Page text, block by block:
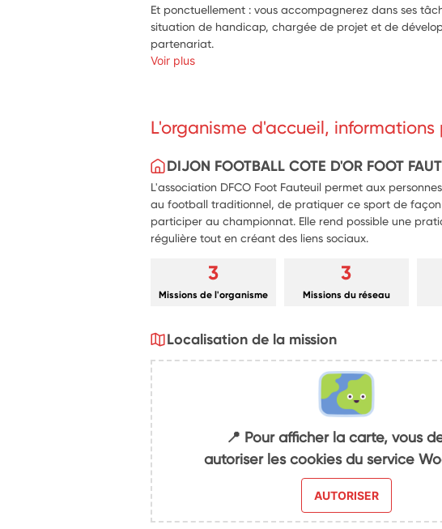
Et ponctuellement : vous accompagnerez dans ses
situation de handicap, chargée de projet et de
partenariat.
Voir plus
L'organisme d'accueil,
DIJON FOOTBALL COTE D'OR FOOT
L'association DFCO Foot Fauteuil permet aux
au football traditionnel, de pratiquer ce sport de
participer au championnat. Elle rend possible une
régulière tout en créant des liens sociaux.
3
Missions de l'organisme
3
Missions du réseau
Localisation de la mission
📍 Pour afficher la carte, vous
autoriser les cookies du service
AUTORISER